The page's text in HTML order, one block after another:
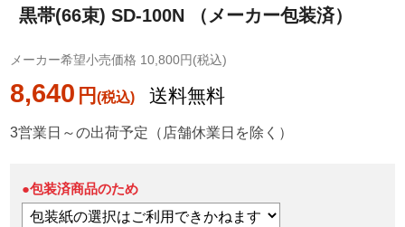
黒帯(66束) SD-100N （メーカー包装済）
メーカー希望小売価格 10,800円(税込)
8,640 円 送料無料
3営業日～の出荷予定（店舗休業日を除く）
●包装済商品のため